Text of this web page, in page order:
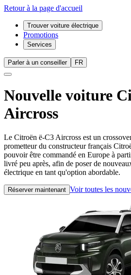
Retour à la page d'accueil
Trouver voiture électrique
Promotions
Services
Parler à un conseiller FR
Nouvelle voiture
Aircross
Le Citroën ë-C3 Aircross est un
prometteur du constructeur français
pouvoir être commandé en Europe à
livré peu après, afin de poser de
électrique en tant qu'option abordable.
Réserver maintenant Voir toutes les